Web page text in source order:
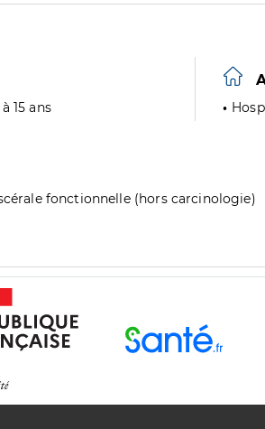
15 ans
fonctionnelle (hors carcinologie)